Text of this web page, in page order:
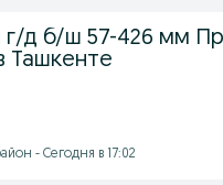
г/д б/ш 57-426 мм
Ташкенте
- Сегодня в 17:02